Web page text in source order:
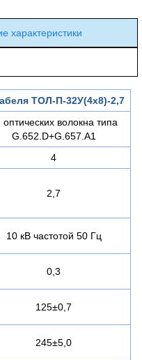
характеристики
ТОЛ-П-32У(4х8)-2,7
оптических волокна типа
G.652.D+G.657.A1
4
2,7
10 кВ частотой 50 Гц
0,3
125±0,7
245±5,0